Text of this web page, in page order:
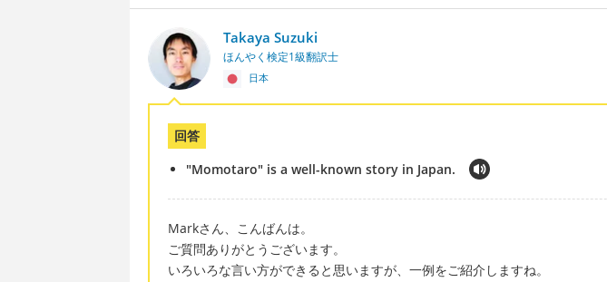
Takaya Suzuki
ほんやく検定1級翻訳士
日本
回答
"Momotaro" is a well-known story in Japan.
Markさん、こんばんは。
ご質問ありがとうございます。
いろいろな言い方ができると思いますが、一例をご紹介しますね。